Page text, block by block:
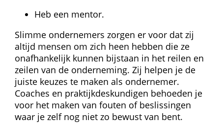
Heb een mentor.
Slimme ondernemers zorgen er voor dat zij
altijd mensen om zich heen hebben die ze
onafhankelijk kunnen bijstaan in het reilen en
zeilen van de onderneming. Zij helpen je de
juiste keuzes te maken als ondernemer.
Coaches en praktijkdeskundigen behoeden je
voor het maken van fouten of beslissingen
waar je zelf nog niet zo bewust van bent.